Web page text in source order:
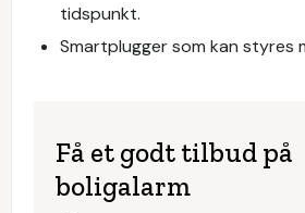
tidspunkt.
Smartplugger som kan styres
Få et godt tilbud på
boligalarm